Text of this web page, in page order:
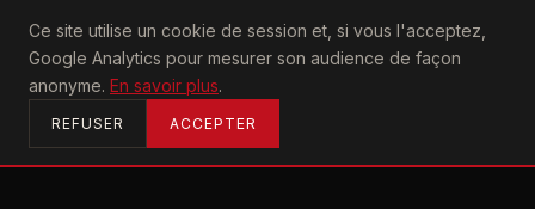
Ce site utilise un cookie de session et, si vous l'acceptez,
Google Analytics pour mesurer son audience de façon
anonyme. En savoir plus.
REFUSER ACCEPTER
U2achtung
ACCUEIL